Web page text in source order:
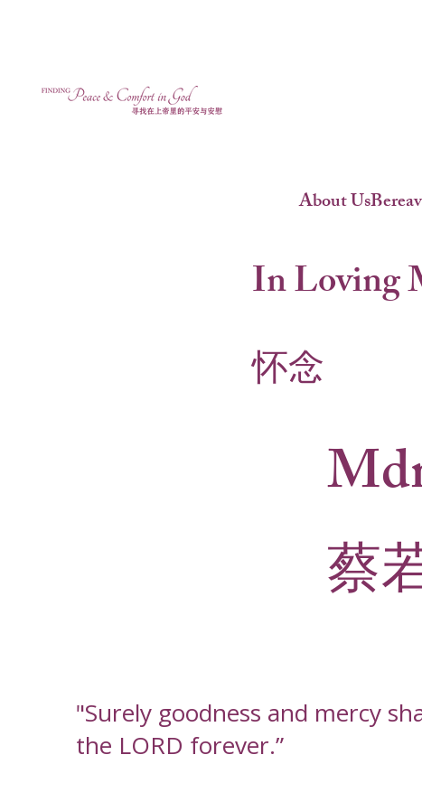
About Us
In Loving
怀念
蔡
"Surely goodness and mercy
the LORD forever.”